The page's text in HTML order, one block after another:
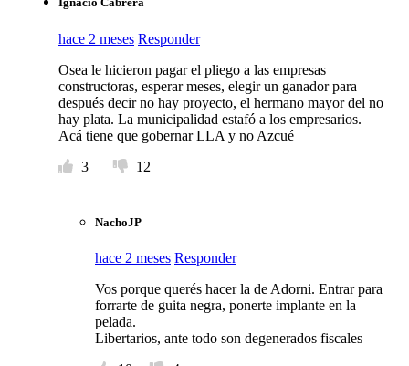
hace 2 meses Responder
Osea le hicieron pagar el pliego a las empresas
constructoras, esperar meses, elegir un ganador para
después decir no hay proyecto, el hermano mayor del no
hay plata. La municipalidad estafó a los empresarios.
Acá tiene que gobernar LLA y no Azcué
3
12
NachoJP
hace 2 meses Responder
Vos porque querés hacer la de Adorni. Entrar para
forrarte de guita negra, ponerte implante en la
pelada.
Libertarios, ante todo son degenerados fiscales